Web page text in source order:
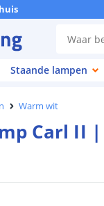
Staande lampen
Warm wit
Carl